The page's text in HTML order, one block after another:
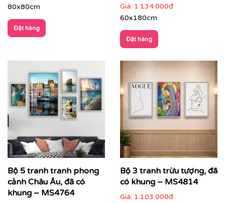
80x80cm
Đặt hàng
Giá: 1.134.000đ
60x180cm
Đặt hàng
Bộ 5 tranh tranh phong
cảnh Châu Âu, đã có
khung – MS4764
Bộ 3 tranh trừu tượng, đã
có khung – MS4814
Giá: 1.103.000đ